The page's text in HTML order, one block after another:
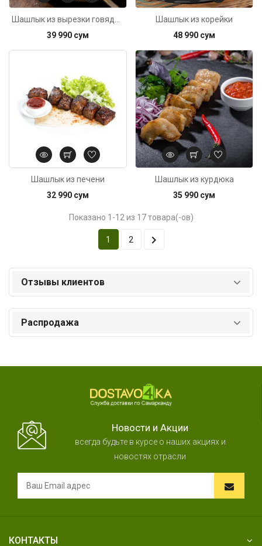
39 990 сум
Шашлык из корейки
48 990 сум
Шашлык из печени
32 990 сум
Шашлык из курдюка
35 990 сум
Показано 1-12 из 17 товара(-ов)
1 2 
Отзывы клиентов
Распродажа
Новости и Акции
всегда будьте в курсе о наших акциях и
новостях отрасли
КОНТАКТЫ